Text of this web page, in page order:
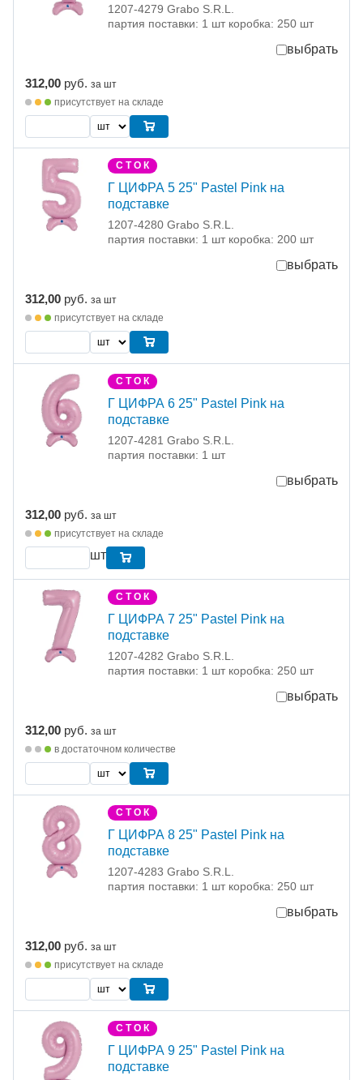
1207-4279 Grabo S.R.L.
партия поставки: 1 шт коробка: 250 шт
выбрать
312,00 руб. за шт
присутствует на складе
С Т О К
Г ЦИФРА 5 25" Pastel Pink на
подставке
1207-4280 Grabo S.R.L.
партия поставки: 1 шт коробка: 200 шт
выбрать
312,00 руб. за шт
присутствует на складе
С Т О К
Г ЦИФРА 6 25" Pastel Pink на
подставке
1207-4281 Grabo S.R.L.
партия поставки: 1 шт
выбрать
312,00 руб. за шт
присутствует на складе
шт
С Т О К
Г ЦИФРА 7 25" Pastel Pink на
подставке
1207-4282 Grabo S.R.L.
партия поставки: 1 шт коробка: 250 шт
выбрать
312,00 руб. за шт
в достаточном количестве
С Т О К
Г ЦИФРА 8 25" Pastel Pink на
подставке
1207-4283 Grabo S.R.L.
партия поставки: 1 шт коробка: 250 шт
выбрать
312,00 руб. за шт
присутствует на складе
С Т О К
Г ЦИФРА 9 25" Pastel Pink на
подставке